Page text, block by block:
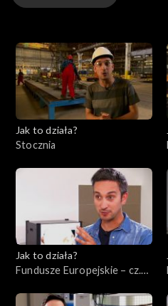
Odcinki
Jak to działa?
Stocznia
Jak to działa?
Fundusze Europejskie – cz.